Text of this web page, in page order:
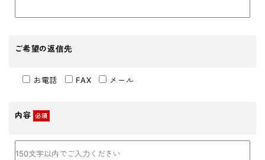
ご希望の返信先
お電話 FAX メール
内容 必須